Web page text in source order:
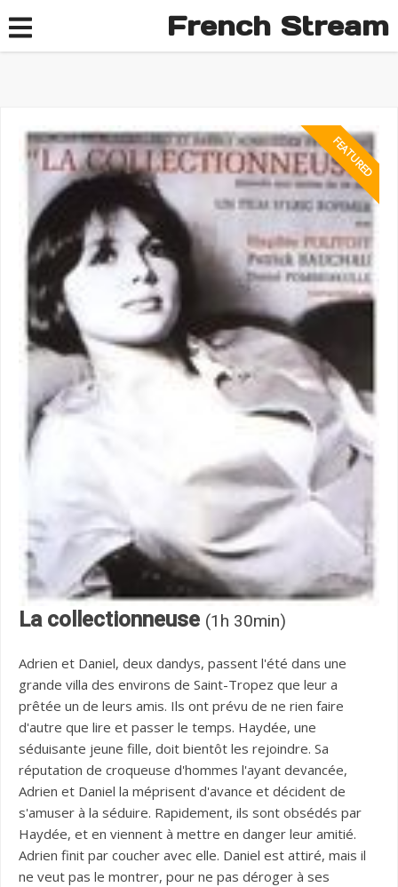
French Stream
La collectionneuse (1h 30min)
Adrien et Daniel, deux dandys, passent l'été dans une
grande villa des environs de Saint-Tropez que leur a
prêtée un de leurs amis. Ils ont prévu de ne rien faire
d'autre que lire et passer le temps. Haydée, une
séduisante jeune fille, doit bientôt les rejoindre. Sa
réputation de croqueuse d'hommes l'ayant devancée,
Adrien et Daniel la méprisent d'avance et décident de
s'amuser à la séduire. Rapidement, ils sont obsédés par
Haydée, et en viennent à mettre en danger leur amitié.
Adrien finit par coucher avec elle. Daniel est attiré, mais il
ne veut pas le montrer, pour ne pas déroger à ses